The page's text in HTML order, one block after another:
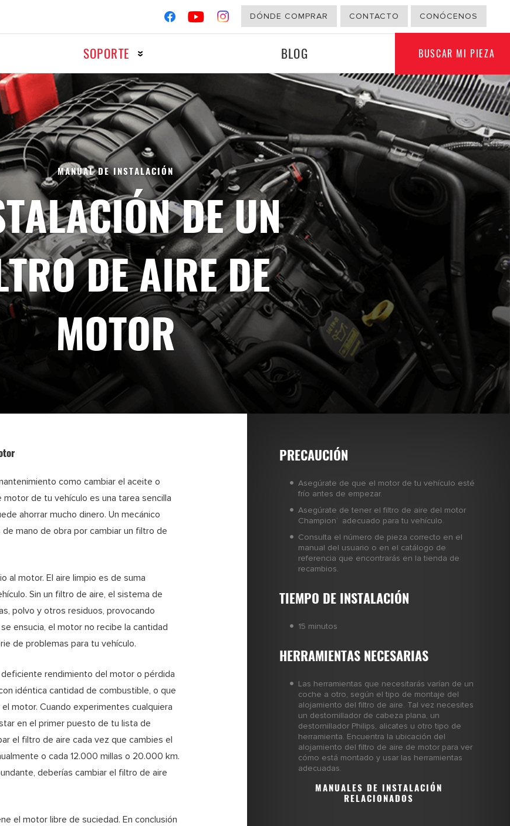
DÓNDE COMPRAR CONTACTO CONÓCENOS
RACING OTROS USOS
SOPORTE
Encendido
Filtros
BLOG BUSCAR MI PIEZA
MANUAL DE INSTALACIÓN
DE UN
DE AIRE DE
MOTOR
como cambiar el aceite o
de tu vehículo es una tarea sencilla
ahorrar mucho dinero. Un mecánico
mano de obra por cambiar un filtro de
al motor. El aire limpio es de suma
Sin un filtro de aire, el sistema de
polvo y otros residuos, provocando
ensucia, el motor no recibe la cantidad
de problemas para tu vehículo.
rendimiento del motor o pérdida
idéntica cantidad de combustible, o que
motor. Cuando experimentes cualquiera
en el primer puesto de tu lista de
el filtro de aire cada vez que cambies el
o cada 12.000 millas o 20.000 km.
deberías cambiar el filtro de aire
el motor libre de suciedad. En conclusión
PRECAUCIÓN
Asegúrate de que el motor de tu vehículo esté
frío antes de empezar.
Asegúrate de tener el filtro de aire del motor
Champion ®
adecuado para tu vehículo.
Consulta el número de pieza correcto en el
manual del usuario o en el catálogo de
referencia que encontrarás en la tienda de
recambios.
TIEMPO DE INSTALACIÓN
15 minutos
HERRAMIENTAS NECESARIAS
Las herramientas que necesitarás varían de un
coche a otro, según el tipo de montaje del
alojamiento del filtro de aire. Tal vez necesites
un destornillador de cabeza plana, un
destornillador Philips, alicates u otro tipo de
herramienta. Encuentra la ubicación del
alojamiento del filtro de aire de motor para ver
cómo está montado y usar las herramientas
adecuadas.
MANUALES DE INSTALACIÓN
RELACIONADOS